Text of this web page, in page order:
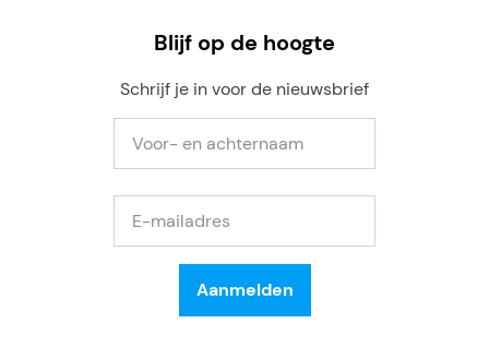
Blijf op de hoogte
Schrijf je in voor de nieuwsbrief